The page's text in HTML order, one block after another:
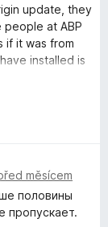
update, they
at ABP
if it was from
installed is
měsícem
половины
пропускает.